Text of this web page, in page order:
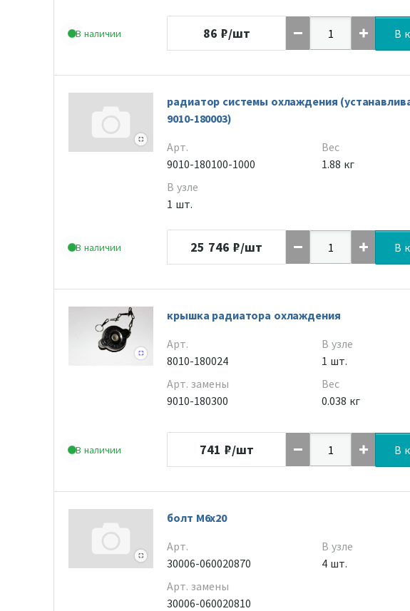
В наличии 86 ₽/шт В
В наличии
радиатор системы охлаждения
9010-180003)
Арт.
9010-180100-1000
В узле
1 шт.
Вес
1.88 кг
25 746 ₽/шт В
В наличии
крышка радиатора охлаждения
Арт.
8010-180024
Арт. замены
9010-180300
В узле
1 шт.
Вес
0.038 кг
741 ₽/шт В
болт M6x20
Арт.
30006-060020870
Арт. замены
30006-060020810
В узле
4 шт.